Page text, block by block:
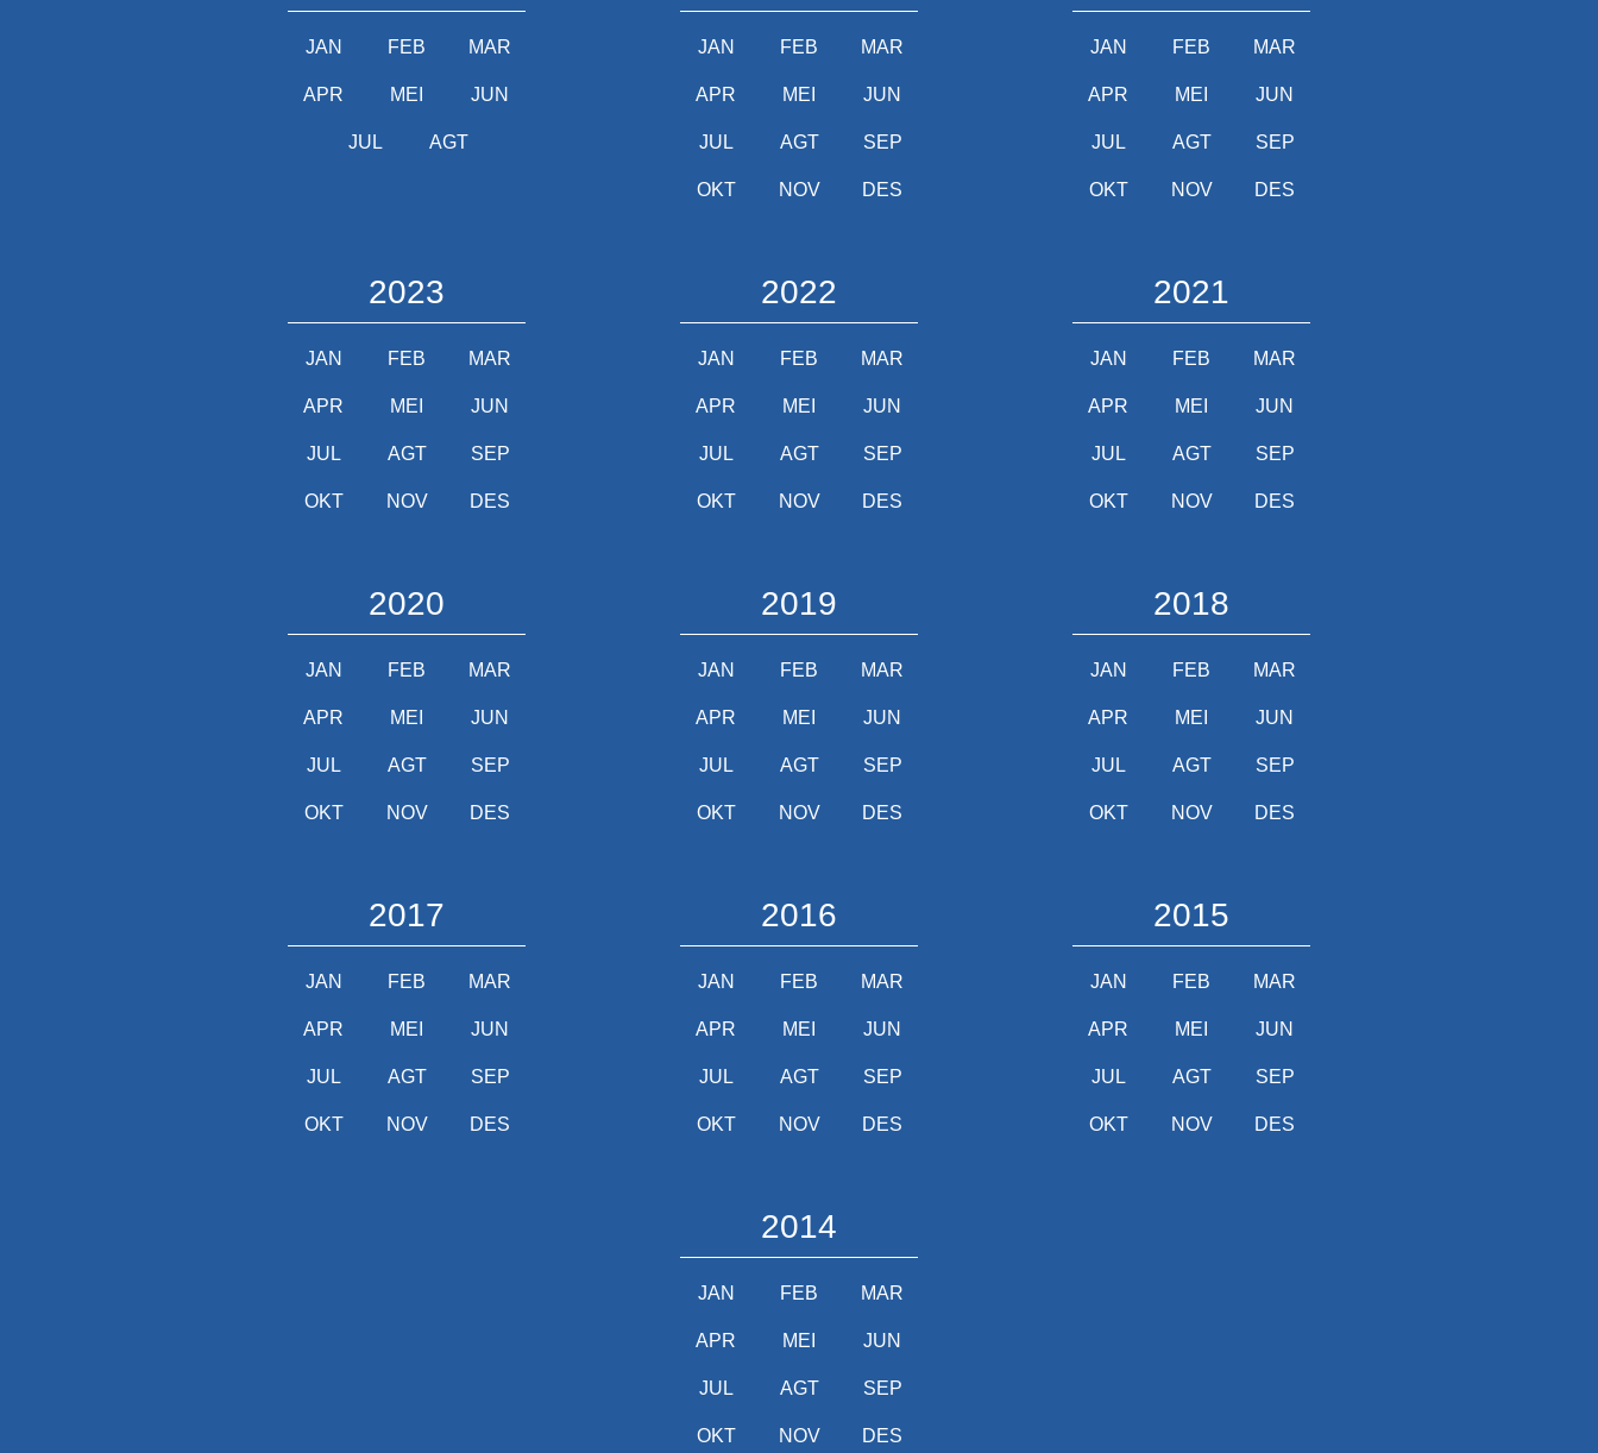
JAN FEB MAR
APR MEI JUN
JUL AGT
JAN FEB MAR
APR MEI JUN
JUL AGT SEP
OKT NOV DES
JAN FEB MAR
APR MEI JUN
JUL AGT SEP
OKT NOV DES
2023
JAN FEB MAR
APR MEI JUN
JUL AGT SEP
OKT NOV DES
2022
JAN FEB MAR
APR MEI JUN
JUL AGT SEP
OKT NOV DES
2021
JAN FEB MAR
APR MEI JUN
JUL AGT SEP
OKT NOV DES
2020
JAN FEB MAR
APR MEI JUN
JUL AGT SEP
OKT NOV DES
2019
JAN FEB MAR
APR MEI JUN
JUL AGT SEP
OKT NOV DES
2018
JAN FEB MAR
APR MEI JUN
JUL AGT SEP
OKT NOV DES
2017
JAN FEB MAR
APR MEI JUN
JUL AGT SEP
OKT NOV DES
2016
JAN FEB MAR
APR MEI JUN
JUL AGT SEP
OKT NOV DES
2015
JAN FEB MAR
APR MEI JUN
JUL AGT SEP
OKT NOV DES
2014
JAN FEB MAR
APR MEI JUN
JUL AGT SEP
OKT NOV DES